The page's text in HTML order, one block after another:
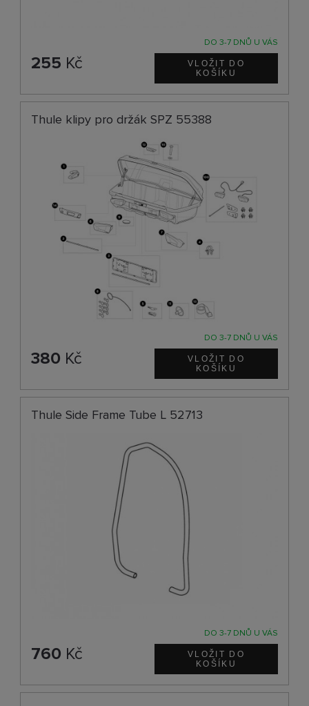
DO 3-7 DNŮ U VÁS
255 Kč
Thule klipy pro držák SPZ 55388
DO 3-7 DNŮ U VÁS
380 Kč
Thule Side Frame Tube L 52713
DO 3-7 DNŮ U VÁS
760 Kč